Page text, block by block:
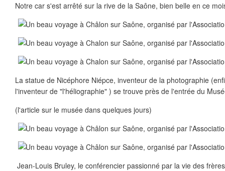
Notre car s'est arrêté sur la rive de la Saône, bien belle en ce
La statue de Nicéphore Niépce, inventeur de la photographie
l'inventeur de "l'héliographie" ) se trouve près de l'entrée du
(l'article sur le musée dans quelques jours)
Jean-Louis Bruley, le conférencier passionné par la vie des